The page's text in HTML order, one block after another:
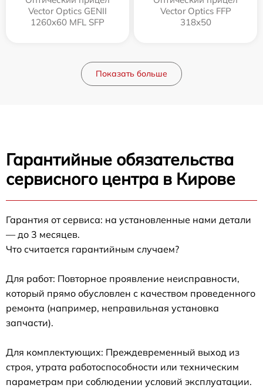
Vector Optics GENII
1260x60 MFL SFP
Vector Optics FFP
318x50
Показать больше
Гарантийные обязательства
сервисного центра в Кирове
Гарантия от сервиса: на установленные нами детали
— до 3 месяцев.
Что считается гарантийным случаем?
Для работ: Повторное проявление неисправности,
который прямо обусловлен с качеством проведенного
ремонта (например, неправильная установка
запчасти).
Для комплектующих: Преждевременный выход из
строя, утрата работоспособности или техническим
параметрам при соблюдении условий эксплуатации.